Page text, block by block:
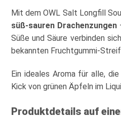
Mit dem OWL Salt Longfill
süß-sauren Drachenzungen
Süße und Säure verbinden
bekannten Fruchtgummi-
Ein ideales Aroma für alle, die
Kick von grünen Äpfeln im
Produktdetails auf